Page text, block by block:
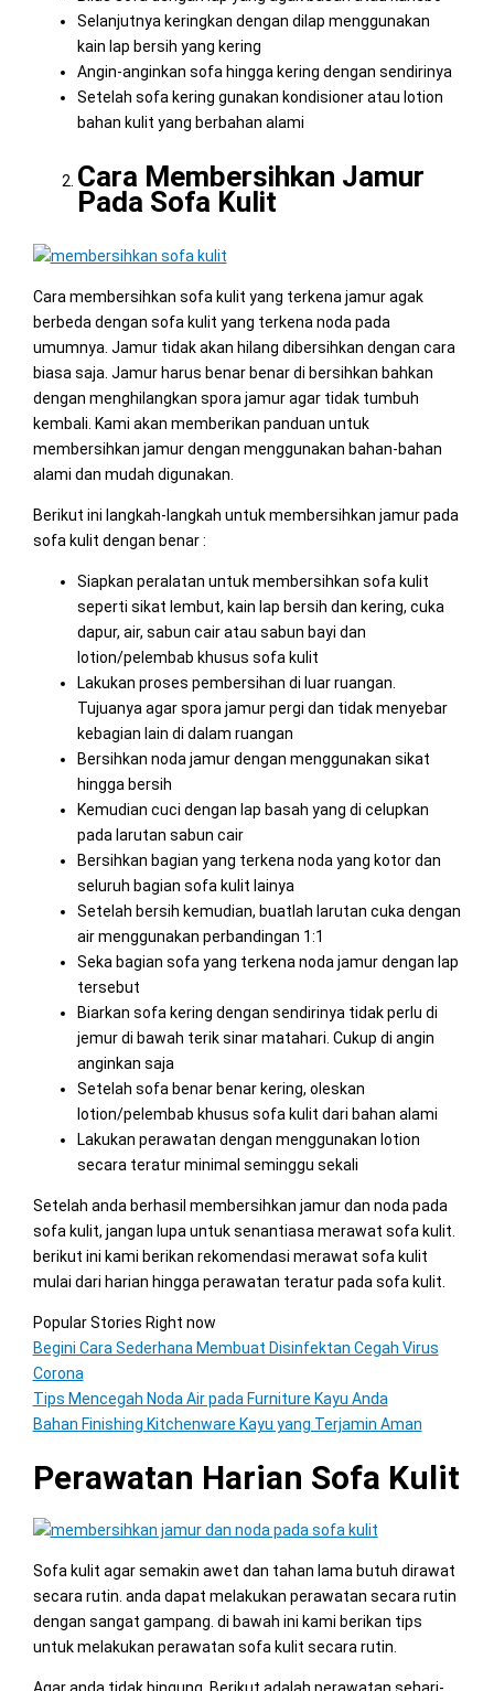
Selanjutnya keringkan dengan dilap menggunakan
kain lap bersih yang kering
Angin-anginkan sofa hingga kering dengan sendirinya
Setelah sofa kering gunakan kondisioner atau lotion
bahan kulit yang berbahan alami
Cara Membersihkan Jamur
Pada Sofa Kulit
Cara membersihkan sofa kulit yang terkena jamur agak
berbeda dengan sofa kulit yang terkena noda pada
umumnya. Jamur tidak akan hilang dibersihkan dengan cara
biasa saja. Jamur harus benar benar di bersihkan bahkan
dengan menghilangkan spora jamur agar tidak tumbuh
kembali. Kami akan memberikan panduan untuk
membersihkan jamur dengan menggunakan bahan-bahan
alami dan mudah digunakan.
Berikut ini langkah-langkah untuk membersihkan jamur pada
sofa kulit dengan benar :
Siapkan peralatan untuk membersihkan sofa kulit
seperti sikat lembut, kain lap bersih dan kering, cuka
dapur, air, sabun cair atau sabun bayi dan
lotion/pelembab khusus sofa kulit
Lakukan proses pembersihan di luar ruangan.
Tujuanya agar spora jamur pergi dan tidak menyebar
kebagian lain di dalam ruangan
Bersihkan noda jamur dengan menggunakan sikat
hingga bersih
Kemudian cuci dengan lap basah yang di celupkan
pada larutan sabun cair
Bersihkan bagian yang terkena noda yang kotor dan
seluruh bagian sofa kulit lainya
Setelah bersih kemudian, buatlah larutan cuka dengan
air menggunakan perbandingan 1:1
Seka bagian sofa yang terkena noda jamur dengan lap
tersebut
Biarkan sofa kering dengan sendirinya tidak perlu di
jemur di bawah terik sinar matahari. Cukup di angin
anginkan saja
Setelah sofa benar benar kering, oleskan
lotion/pelembab khusus sofa kulit dari bahan alami
Lakukan perawatan dengan menggunakan lotion
secara teratur minimal seminggu sekali
Setelah anda berhasil membersihkan jamur dan noda pada
sofa kulit, jangan lupa untuk senantiasa merawat sofa kulit.
berikut ini kami berikan rekomendasi merawat sofa kulit
mulai dari harian hingga perawatan teratur pada sofa kulit.
Popular Stories Right now
Begini Cara Sederhana Membuat Disinfektan Cegah Virus
Corona
Tips Mencegah Noda Air pada Furniture Kayu Anda
Bahan Finishing Kitchenware Kayu yang Terjamin Aman
Perawatan Harian Sofa Kulit
Sofa kulit agar semakin awet dan tahan lama butuh dirawat
secara rutin. anda dapat melakukan perawatan secara rutin
dengan sangat gampang. di bawah ini kami berikan tips
untuk melakukan perawatan sofa kulit secara rutin.
Agar anda tidak bingung, Berikut adalah perawatan sehari-